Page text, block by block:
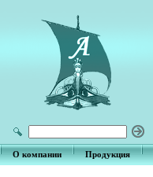
О компании Продукция